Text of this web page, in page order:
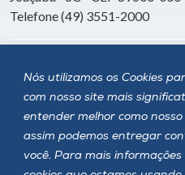
Nós utilizamos os Cookies
com nosso site mais
entender melhor como
assim podemos entregar
você. Para mais
Telefone (49) 3551-2000
Siga a Unoesc